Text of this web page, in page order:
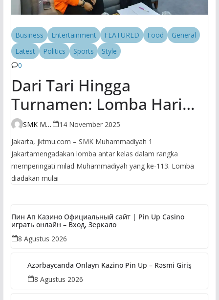
Business Entertainment FEATURED Food
General
Latest
Politics Sports
Style
0
Dari Tari Hingga
Turnamen: Lomba Hari
Kedua SMK
Muhammadiyah 1 Jakarta
Bikin Milad
Muhammadiyah Makin
SMK Muhammadiyah 1 Jakarta
14 November 2025
Jakarta, jktmu.com – SMK Muhammadiyah 1
Jakartamengadakan lomba antar kelas dalam rangka
memperingati milad Muhammadiyah yang ke-113. Lomba
diadakan mulai
Пин Ап Казино Официальный сайт | Pin Up Casino
играть онлайн – Вход, Зеркало
8 Agustus 2026
Azərbaycanda Onlayn Kazino Pin Up – Rəsmi Giriş
8 Agustus 2026